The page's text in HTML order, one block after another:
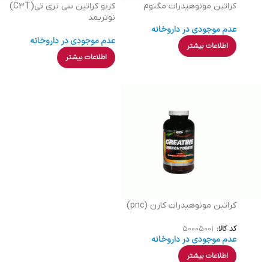
کراتین مونوهیدرات مگنوم
عدم موجودی در داروخانه
اطلاعات بیشتر
کربو کراتین سی تری تی(C3T)
نوتریمد
عدم موجودی در داروخانه
اطلاعات بیشتر
کراتین مونوهیدرات کارن (pnc)
کد کالا: 50005001
عدم موجودی در داروخانه
اطلاعات بیشتر